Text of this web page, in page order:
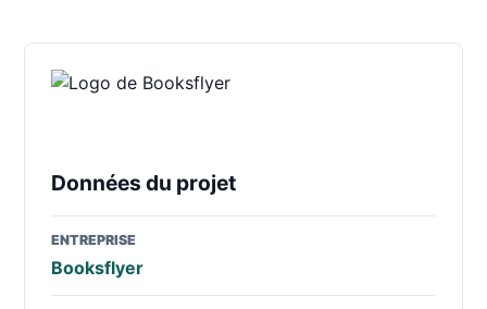
Données du projet
ENTREPRISE
Booksflyer